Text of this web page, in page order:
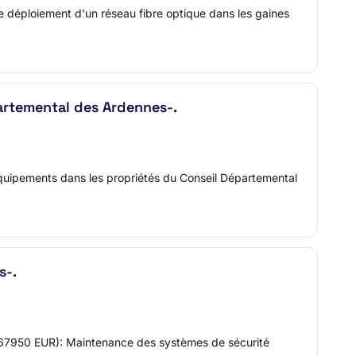
déploiement d'un réseau fibre optique dans les gaines
des Ardennes-.
dans les propriétés du Conseil Départemental
.
EUR): Maintenance des systèmes de sécurité